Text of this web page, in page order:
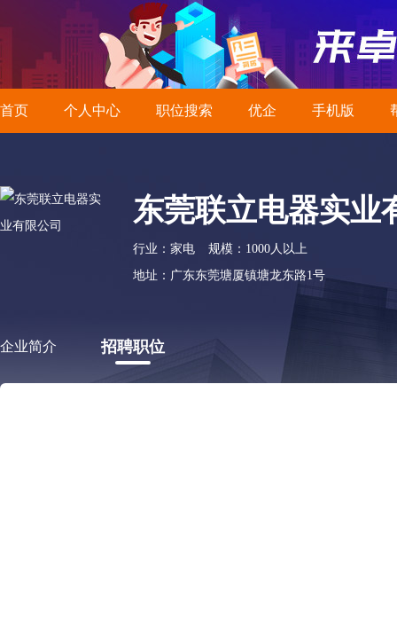
首页 个人中心 职位搜索 优企 手机版
东莞联立电器实业
行业：家电
规模：1000人以上
地址：广东东莞塘厦镇塘龙东路1号
企业简介 招聘职位